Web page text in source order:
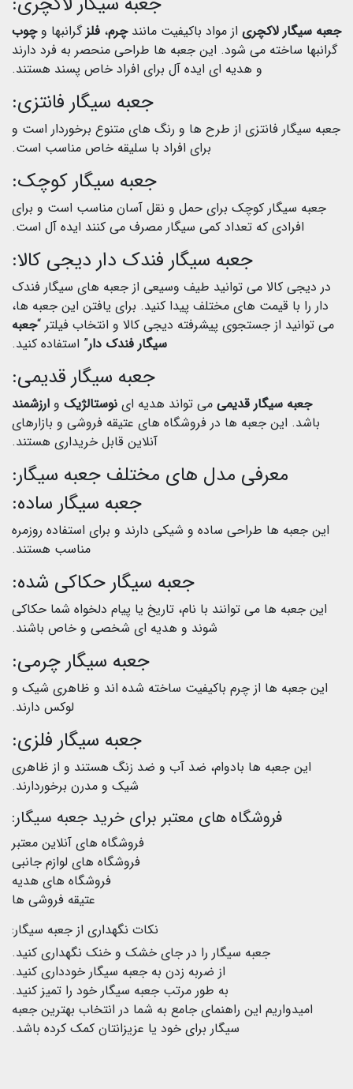
جعبه سیگار لاکچری از مواد باکیفیت مانندچرم، فلزگرانبها وچوب
گرانبها ساخته می شود. این جعبه ها طراحی منحصر به فرد دارند
و هدیه ای ایده آل برای افراد خاص پسند هستند.
جعبه سیگار فانتزی:
جعبه سیگار فانتزی از طرح ها و رنگ های متنوع برخوردار است و
برای افراد با سلیقه خاص مناسب است.
جعبه سیگار کوچک:
جعبه سیگار کوچک برای حمل و نقل آسان مناسب است و برای
افرادی که تعداد کمی سیگار مصرف می کنند ایده آل است.
جعبه سیگار فندک دار دیجی کالا:
در دیجی کالا می توانید طیف وسیعی از جعبه های سیگار فندک
دار را با قیمت های مختلف پیدا کنید. برای یافتن این جعبه ها،
می توانید از جستجوی پیشرفته دیجی کالا و انتخاب فیلتر “جعبه
سیگار فندک دار” استفاده کنید.
جعبه سیگار قدیمی:
جعبه سیگار قدیمی می تواند هدیه ای نوستالژیک و ارزشمند
باشد. این جعبه ها در فروشگاه های عتیقه فروشی و بازارهای
آنلاین قابل خریداری هستند.
معرفی مدل های مختلف جعبه سیگار:
جعبه سیگار ساده:
این جعبه ها طراحی ساده و شیکی دارند و برای استفاده روزمره
مناسب هستند.
جعبه سیگار حکاکی شده:
این جعبه ها می توانند با نام، تاریخ یا پیام دلخواه شما حکاکی
شوند و هدیه ای شخصی و خاص باشند.
جعبه سیگار چرمی:
این جعبه ها از چرم باکیفیت ساخته شده اند و ظاهری شیک و
لوکس دارند.
جعبه سیگار فلزی:
این جعبه ها بادوام، ضد آب و ضد زنگ هستند و از ظاهری
شیک و مدرن برخوردارند.
فروشگاه های معتبر برای خرید جعبه سیگار:
فروشگاه های آنلاین معتبر
فروشگاه های لوازم جانبی
فروشگاه های هدیه
عتیقه فروشی ها
نکات نگهداری از جعبه سیگار:
جعبه سیگار را در جای خشک و خنک نگهداری کنید.
از ضربه زدن به جعبه سیگار خودداری کنید.
به طور مرتب جعبه سیگار خود را تمیز کنید.
امیدواریم این راهنمای جامع به شما در انتخاب بهترین جعبه
سیگار برای خود یا عزیزانتان کمک کرده باشد.